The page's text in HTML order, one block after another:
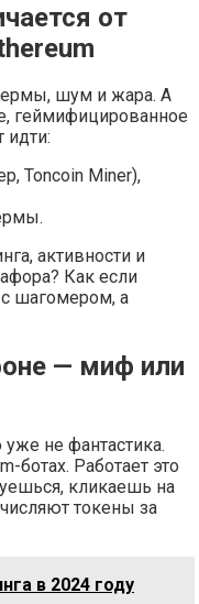
от
шум и жара. А
геймифицированное
идти:
Toncoin Miner),
активности и
Как если
с шагомером, а
— миф или
не фантастика.
ботах. Работает это
кликаешь на
токены за
в 2024 году